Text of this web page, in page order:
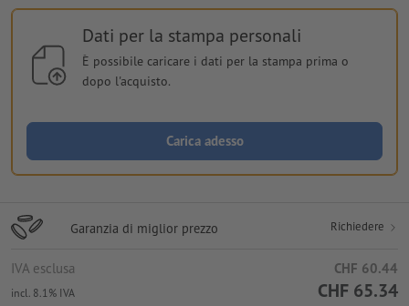
Dati per la stampa personali
È possibile caricare i dati per la stampa prima o
dopo l'acquisto.
Carica adesso
Garanzia di miglior prezzo Richiedere
IVA esclusa CHF 60.44
incl. 8.1% IVA CHF 65.34